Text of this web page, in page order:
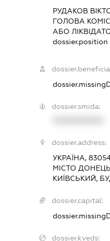
РУДАКОВ
ГОЛОВА
АБО
dossier.position
dossier.smida:
dossier.address:
УКРАЇНА,
МІСТО
КИЇВСЬКИЙ,
dossier.capital:
dossier.kveds: